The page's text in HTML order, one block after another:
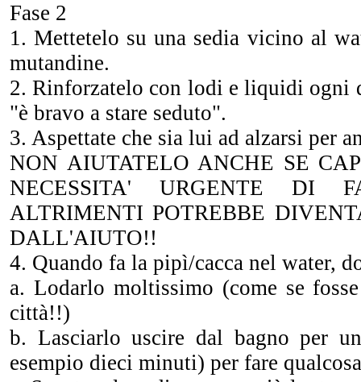
Fase 2
1. Mettetelo su una sedia vicino al
mutandine.
2. Rinforzatelo con lodi e liquidi ogni
"è bravo a stare seduto".
3. Aspettate che sia lui ad alzarsi per
NON AIUTATELO ANCHE SE
NECESSITA' URGENTE DI
ALTRIMENTI POTREBBE
DALL'AIUTO!!
4. Quando fa la pipì/cacca nel water,
a. Lodarlo moltissimo (come se
città!!)
b. Lasciarlo uscire dal bagno per
esempio dieci minuti) per fare